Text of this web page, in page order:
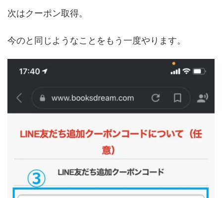
次はクーポン取得。
今のと同じようなことをもう一度やります。